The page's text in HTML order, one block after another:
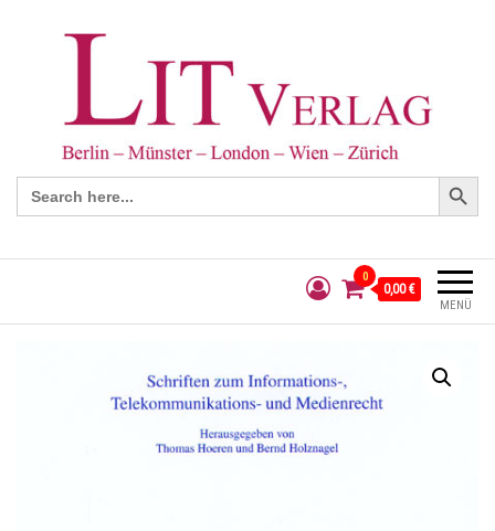
Search
for:
Search Button
MENÜ
0
0,00 €